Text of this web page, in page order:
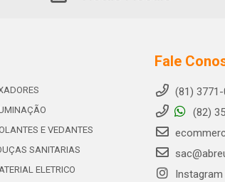
E VEDANTES
SANITARIAS
ELETRICO
Fale
(81)
(82)
Instagram